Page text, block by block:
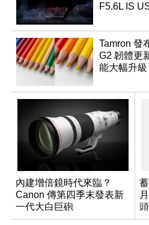
F5.6L IS
Tamron 發
G2 韌體更
能大幅升級
內建增倍鏡時代來臨？
Canon 傳第四季末發表新
一代大白巨砲